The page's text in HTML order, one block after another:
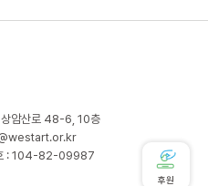
상암산로 48-6, 10층
: 104-82-09987
후원